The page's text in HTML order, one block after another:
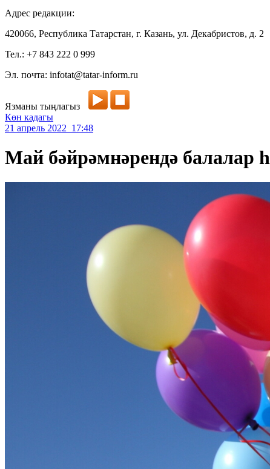
Адрес редакции:
420066, Республика Татарстан, г. Казань, ул. Декабристов, д. 2
Тел.: +7 843 222 0 999
Эл. почта: infotat@tatar-inform.ru
Язманы тыңлагыз
Көн кадагы
21 апрель 2022 17:48
Май бәйрәмнәрендә балалар